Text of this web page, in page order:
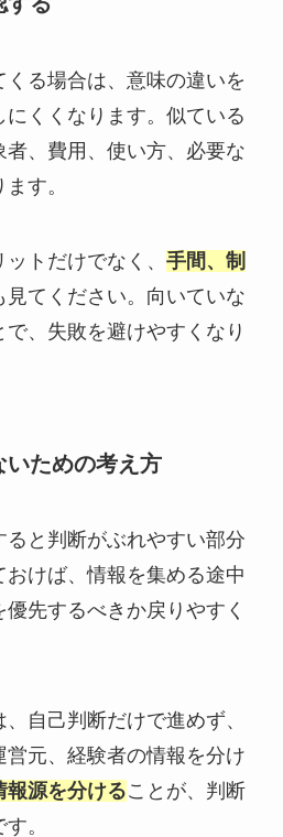
る場合は、意味の違いを
くくなります。似ている
者、費用、使い方、必要な
す。
トだけでなく、 手間、制
見てください。向いていな
、失敗を避けやすくなり
いための考え方
と判断がぶれやすい部分
けば、情報を集める途中
先するべきか戻りやすく
自己判断だけで進めず、
元、経験者の情報を分け
報源を分けることが、判断
。